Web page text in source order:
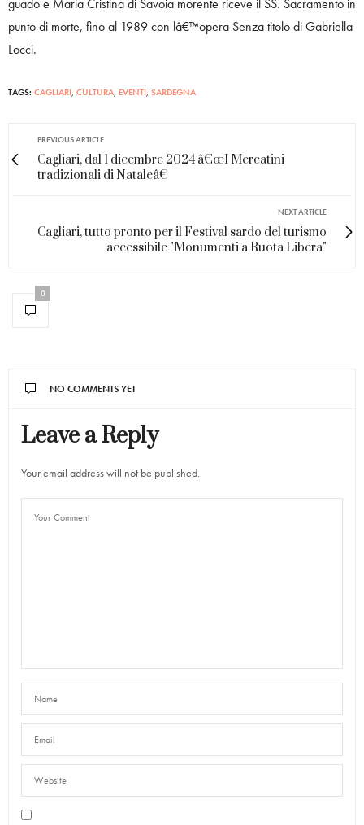
guado e Maria Cristina di Savoia morente riceve il SS. Sacramento in
punto di morte, fino al 1989 con lâ€™opera Senza titolo di Gabriella
Locci.
TAGS: CAGLIARI, CULTURA, EVENTI, SARDEGNA
PREVIOUS ARTICLE
Cagliari, dal 1 dicembre 2024 â€œI Mercatini
tradizionali di Nataleâ€
NEXT ARTICLE
Cagliari, tutto pronto per il Festival sardo del turismo
accessibile "Monumenti a Ruota Libera"
0
NO COMMENTS YET
Leave a Reply
Your email address will not be published.